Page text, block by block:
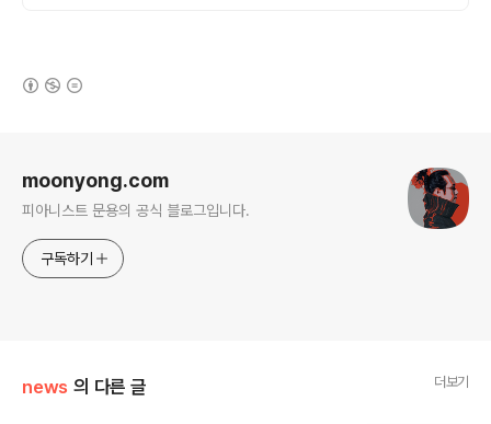
moonyong.com
피아니스트 문용의 공식 블로그입니다.
구독하기
news 의 다른 글 더보기